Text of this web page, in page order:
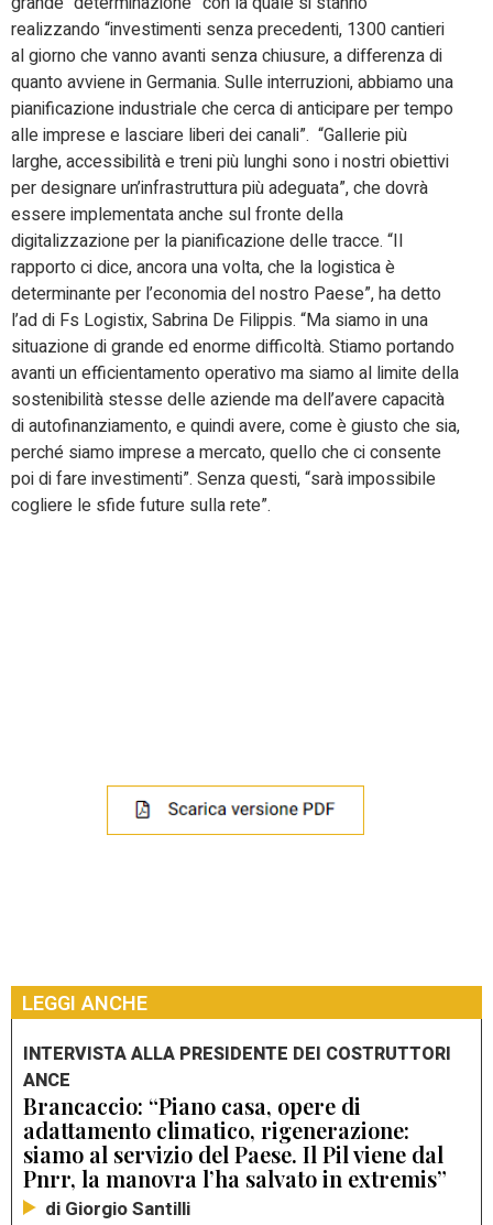
realizzando “investimenti senza precedenti, 1300 cantieri
al giorno che vanno avanti senza chiusure, a differenza di
quanto avviene in Germania. Sulle interruzioni, abbiamo una
pianificazione industriale che cerca di anticipare per tempo
alle imprese e lasciare liberi dei canali”. “Gallerie più
larghe, accessibilità e treni più lunghi sono i nostri obiettivi
per designare un’infrastruttura più adeguata”, che dovrà
essere implementata anche sul fronte della
digitalizzazione per la pianificazione delle tracce. “Il
rapporto ci dice, ancora una volta, che la logistica è
determinante per l’economia del nostro Paese”, ha detto
l’ad di Fs Logistix, Sabrina De Filippis. “Ma siamo in una
situazione di grande ed enorme difficoltà. Stiamo portando
avanti un efficientamento operativo ma siamo al limite della
sostenibilità stesse delle aziende ma dell’avere capacità
di autofinanziamento, e quindi avere, come è giusto che sia,
perché siamo imprese a mercato, quello che ci consente
poi di fare investimenti”. Senza questi, “sarà impossibile
cogliere le sfide future sulla rete”.
LEGGI ANCHE
INTERVISTA ALLA PRESIDENTE DEI COSTRUTTORI
ANCE
Brancaccio: “Piano casa, opere di
adattamento climatico, rigenerazione:
siamo al servizio del Paese. Il Pil viene dal
Pnrr, la manovra l’ha salvato in extremis”
di Giorgio Santilli